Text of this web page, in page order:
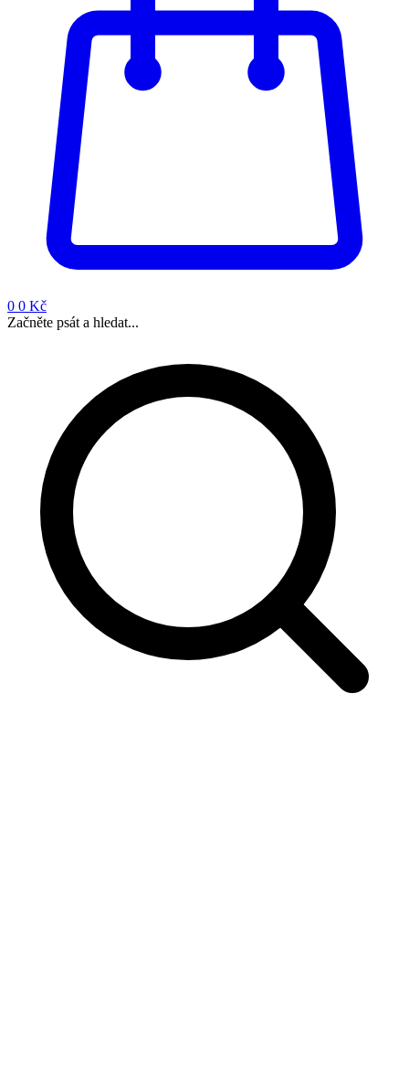
0 0 Kč
Začněte psát a hledat...